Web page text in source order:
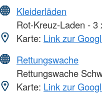
Kleiderläden
Rot-Kreuz-Laden -
Karte: Link zur
Rettungswache
Rettungswache
Karte: Link zur